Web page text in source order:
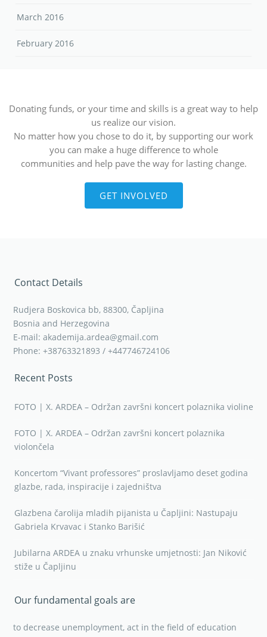
March 2016
February 2016
Donating funds, or your time and skills is a great way to help
us realize our vision.
No matter how you chose to do it, by supporting our work
you can make a huge difference to whole
communities and help pave the way for lasting change.
GET INVOLVED
Contact Details
Rudjera Boskovica bb, 88300, Čapljina
Bosnia and Herzegovina
E-mail: akademija.ardea@gmail.com
Phone: +38763321893 / +447746724106
Recent Posts
FOTO | X. ARDEA – Održan završni koncert polaznika violine
FOTO | X. ARDEA – Održan završni koncert polaznika
violončela
Koncertom “Vivant professores” proslavljamo deset godina
glazbe, rada, inspiracije i zajedništva
Glazbena čarolija mladih pijanista u Čapljini: Nastupaju
Gabriela Krvavac i Stanko Barišić
Jubilarna ARDEA u znaku vrhunske umjetnosti: Jan Niković
stiže u Čapljinu
Our fundamental goals are
to decrease unemployment, act in the field of education